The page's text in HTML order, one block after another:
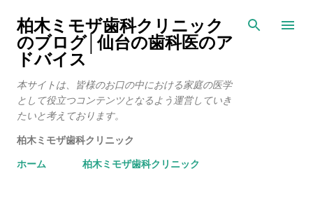
スキップしてメイン コンテンツに移動
柏木ミモザ歯科クリニック
のブログ│仙台の歯科医のア
ドバイス
本サイトは、皆様のお口の中における家庭の医学
として役立つコンテンツとなるよう運営していき
たいと考えております。
柏木ミモザ歯科クリニック
ホーム
柏木ミモザ歯科クリニック